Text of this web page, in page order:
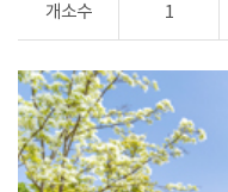
개소수 1